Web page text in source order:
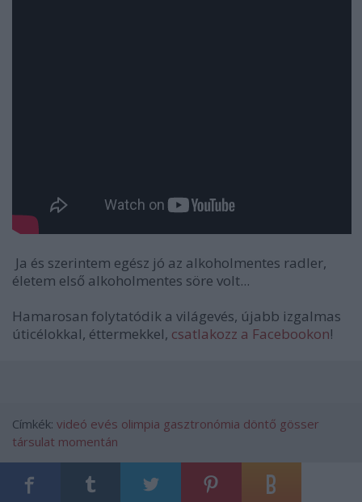
Ja és szerintem egész jó az alkoholmentes radler,
életem első alkoholmentes söre volt...
Hamarosan folytatódik a világevés, újabb izgalmas
úticélokkal, éttermekkel, csatlakozz a Facebookon!
Címkék: videó evés olimpia gasztronómia döntő gösser
társulat momentán